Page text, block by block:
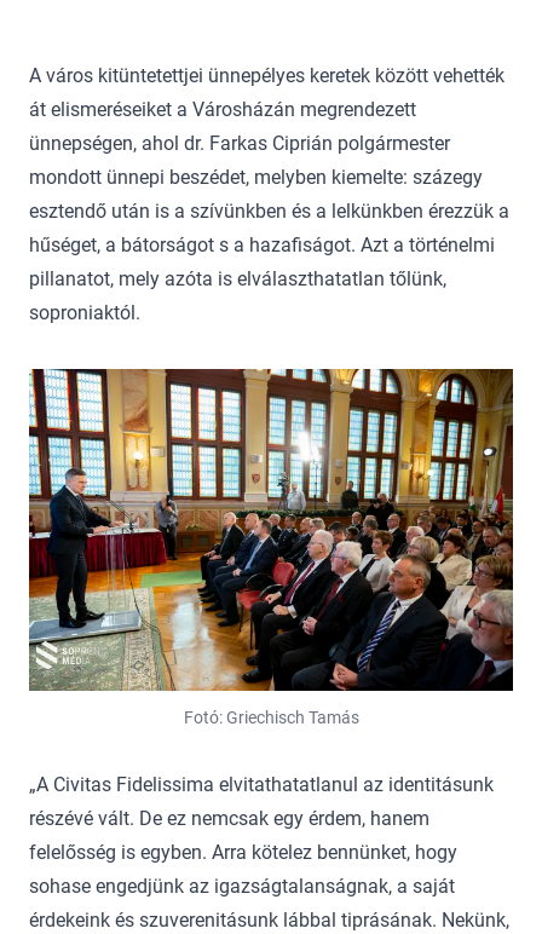
A város kitüntetettjei ünnepélyes keretek között vehették
át elismeréseiket a Városházán megrendezett
ünnepségen, ahol dr. Farkas Ciprián polgármester
mondott ünnepi beszédet, melyben kiemelte: százegy
esztendő után is a szívünkben és a lelkünkben érezzük a
hűséget, a bátorságot s a hazafiságot. Azt a történelmi
pillanatot, mely azóta is elválaszthatatlan tőlünk,
soproniaktól.
Fotó: Griechisch Tamás
„A Civitas Fidelissima elvitathatatlanul az identitásunk
részévé vált. De ez nemcsak egy érdem, hanem
felelősség is egyben. Arra kötelez bennünket, hogy
sohase engedjünk az igazságtalanságnak, a saját
érdekeink és szuverenitásunk lábbal tiprásának. Nekünk,